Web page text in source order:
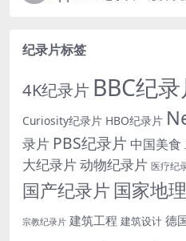
纪录片标签
4K纪录片 BBC纪
Curiosity纪录片 HBO纪录片
录片 PBS纪录片 中国美食
大纪录片动物纪录片 医疗纪
国产纪录片 国家地理
宗教纪录片 建筑工程 建筑设计 德